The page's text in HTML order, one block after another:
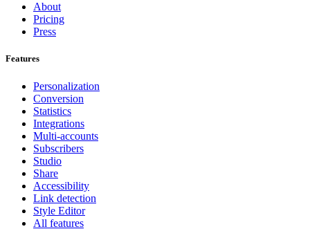
About
Pricing
Press
Features
Personalization
Conversion
Statistics
Integrations
Multi-accounts
Subscribers
Studio
Share
Accessibility
Link detection
Style Editor
All features